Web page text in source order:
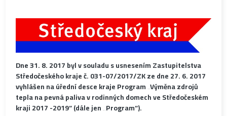
Dne 31. 8. 2017 byl v souladu s usnesením Zastupitelstva
Středočeského kraje č. 031-07/2017/ZK ze dne 27. 6. 2017
vyhlášen na úřední desce kraje Program „Výměna zdrojů
tepla na pevná paliva v rodinných domech ve Středočeském
kraji 2017 -2019“ (dále jen „Program“).